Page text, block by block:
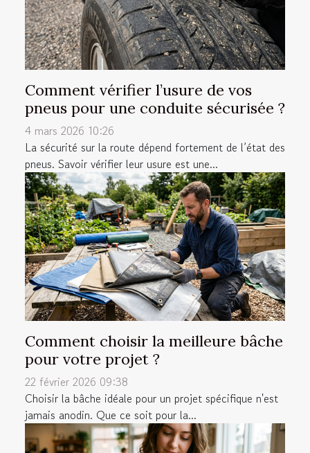
Comment vérifier l’usure de vos
pneus pour une conduite sécurisée ?
4 mars 2026 10:26
La sécurité sur la route dépend fortement de l’état des
pneus. Savoir vérifier leur usure est une...
Comment choisir la meilleure bâche
pour votre projet ?
22 février 2026 09:38
Choisir la bâche idéale pour un projet spécifique n'est
jamais anodin. Que ce soit pour la...